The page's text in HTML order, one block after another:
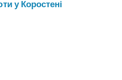
у Коростені